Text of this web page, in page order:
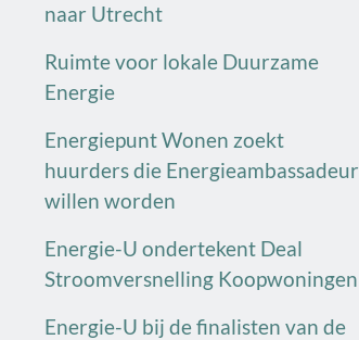
naar Utrecht
Ruimte voor lokale Duurzame
Energie
Energiepunt Wonen zoekt
huurders die Energieambassadeur
willen worden
Energie-U ondertekent Deal
Stroomversnelling Koopwoningen
Energie-U bij de finalisten van de